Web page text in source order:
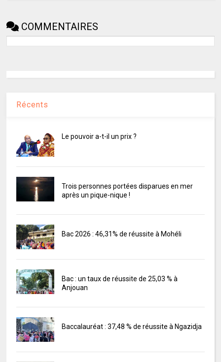
COMMENTAIRES
Récents
Le pouvoir a-t-il un prix ?
Trois personnes portées disparues en mer
après un pique-nique !
Bac 2026 : 46,31% de réussite à Mohéli
Bac : un taux de réussite de 25,03 % à
Anjouan
Baccalauréat : 37,48 % de réussite à Ngazidja